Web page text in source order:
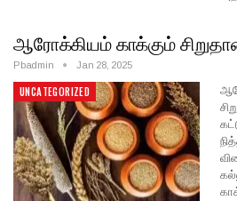
ஆரோக்கியம் காக்கும்
Pbadmin Jan 28, 2025
UNCATEGORIZED